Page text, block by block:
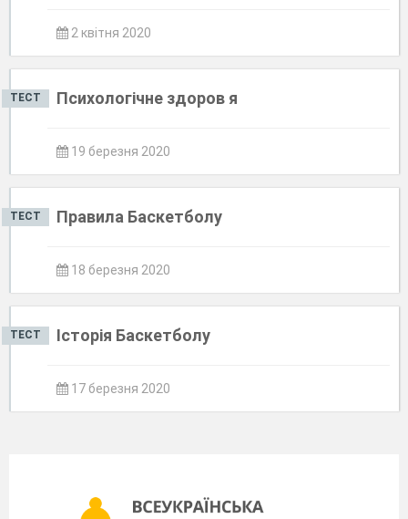
2 квітня 2020
ТЕСТ Психологічне здоров я
19 березня 2020
ТЕСТ Правила Баскетболу
18 березня 2020
ТЕСТ Історія Баскетболу
17 березня 2020